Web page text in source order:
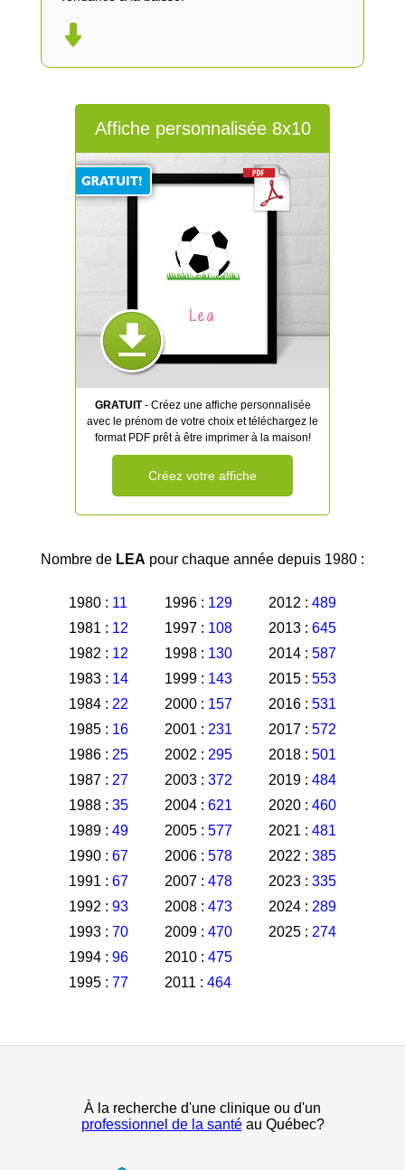
Affiche personnalisée 8x10
Lea
GRATUIT- Créez une affiche personnalisée
avec le prénom de votre choix et téléchargez le
format PDF prêt à être imprimer à la maison!
Créez votre affiche
Nombre de LEA pour chaque année depuis 1980 :
1980 : 11
1981 : 12
1982 : 12
1983 : 14
1984 : 22
1985 : 16
1986 : 25
1987 : 27
1988 : 35
1989 : 49
1990 : 67
1991 : 67
1992 : 93
1993 : 70
1994 : 96
1995 : 77
1996 : 129
1997 : 108
1998 : 130
1999 : 143
2000 : 157
2001 : 231
2002 : 295
2003 : 372
2004 : 621
2005 : 577
2006 : 578
2007 : 478
2008 : 473
2009 : 470
2010 : 475
2011 : 464
2012 : 489
2013 : 645
2014 : 587
2015 : 553
2016 : 531
2017 : 572
2018 : 501
2019 : 484
2020 : 460
2021 : 481
2022 : 385
2023 : 335
2024 : 289
2025 : 274
À la recherche d'une clinique ou d'un
professionnel de la santéau Québec?